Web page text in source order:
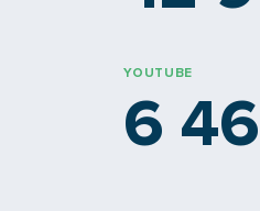
YOUTUBE
6